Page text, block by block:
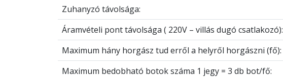
Zuhanyzó távolsága:
Áramvételi pont távolsága ( 220V – villás dugó csatlakozó):
Maximum hány horgász tud erről a helyről horgászni (fő):
Maximum bedobható botok száma 1 jegy = 3 db bot/fő: